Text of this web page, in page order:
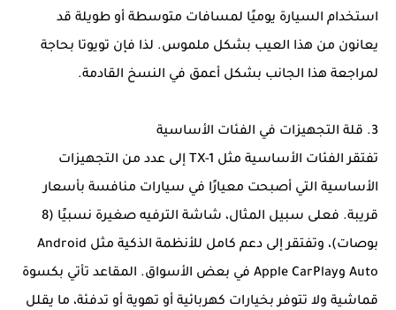
استخدام السيارة يوميًا لمسافات متوسطة أو طويلة قد
يعانون من هذا العيب بشكل ملموس. لذا فإن تويوتا بحاجة
لمراجعة هذا الجانب بشكل أعمق في النسخ القادمة.
3. قلة التجهيزات في الفئات الأساسية
تفتقر الفئات الأساسية مثل TX-1 إلى عدد من التجهيزات
الأساسية التي أصبحت معيارًا في سيارات منافسة بأسعار
قريبة. فعلى سبيل المثال، شاشة الترفيه صغيرة نسبيًا (8
بوصات)، وتفتقر إلى دعم كامل للأنظمة الذكية مثل Android
Auto وApple CarPlay في بعض الأسواق. المقاعد تأتي بكسوة
قماشية ولا تتوفر بخيارات كهربائية أو تهوية أو تدفئة، ما يقلل